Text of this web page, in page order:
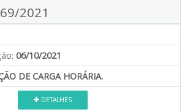
2021
06/10/2021
DE CARGA HORÁRIA.
DETALHES